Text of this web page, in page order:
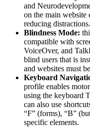
and
on the main website
reducing distractions.
Blindness Mode:
compatible with
VoiceOver, and
blind users that is
and websites must
Keyboard
profile enables
using the keyboard
can also use
“F” (forms), “B”
specific elements.